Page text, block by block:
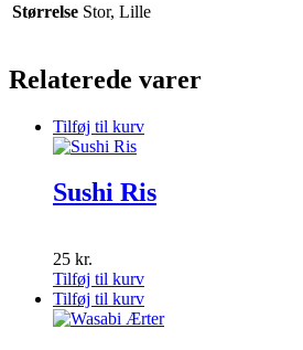
Størrelse Stor, Lille
Relaterede varer
Tilføj til kurv
Sushi Ris
25 kr.
Tilføj til kurv
Tilføj til kurv